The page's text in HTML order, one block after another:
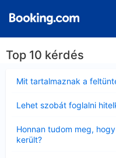
Top 10 kérdés
Mit tartalmaznak a
Lehet szobát foglalni
Honnan tudom meg,
került?